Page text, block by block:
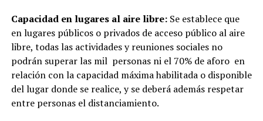
Capacidad en lugares al aire libre:Se establece que
en lugares públicos o privados de acceso público al aire
libre, todas las actividades y reuniones sociales no
podrán superar las mil personas ni el 70% de aforo en
relación con la capacidad máxima habilitada o disponible
del lugar donde se realice, y se deberá además respetar
entre personas el distanciamiento.